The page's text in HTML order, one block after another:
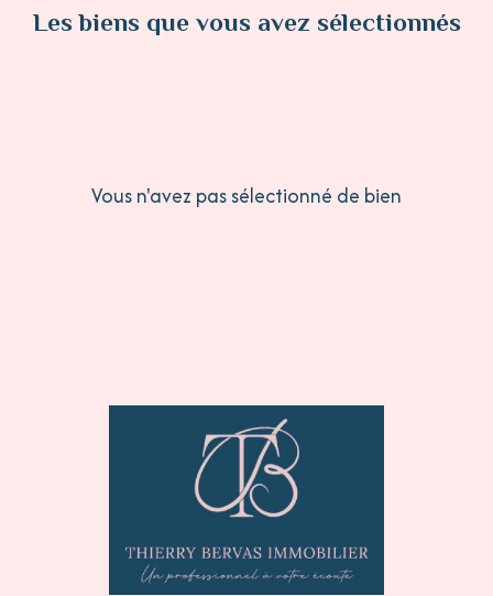
Les biens que vous avez sélectionnés
Vous n'avez pas sélectionné de bien